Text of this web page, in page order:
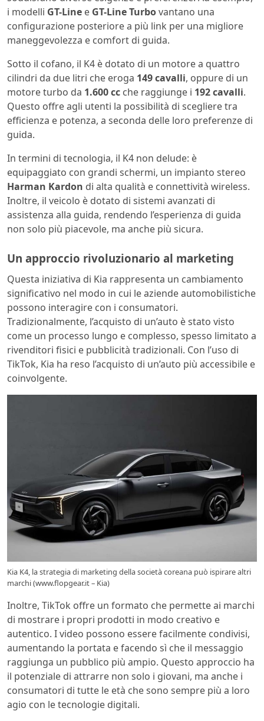
i modelli GT-Line e GT-Line Turbovantano una
configurazione posteriore a più link per una migliore
maneggevolezza e comfort di guida.
Sotto il cofano, il K4 è dotato di un motore a quattro
cilindri da due litri che eroga 149 cavalli, oppure di un
motore turbo da 1.600 cc che raggiunge i 192 cavalli.
Questo offre agli utenti la possibilità di scegliere tra
efficienza e potenza, a seconda delle loro preferenze di
guida.
In termini di tecnologia, il K4 non delude: è
equipaggiato con grandi schermi, un impianto stereo
Harman Kardon di alta qualità e connettività wireless.
Inoltre, il veicolo è dotato di sistemi avanzati di
assistenza alla guida, rendendo l’esperienza di guida
non solo più piacevole, ma anche più sicura.
Un approccio rivoluzionario al marketing
Questa iniziativa di Kia rappresenta un cambiamento
significativo nel modo in cui le aziende automobilistiche
possono interagire con i consumatori.
Tradizionalmente, l’acquisto di un’auto è stato visto
come un processo lungo e complesso, spesso limitato a
rivenditori fisici e pubblicità tradizionali. Con l’uso di
TikTok, Kia ha reso l’acquisto di un’auto più accessibile e
coinvolgente.
Kia K4, la strategia di marketing della società coreana può ispirare altri
marchi (www.flopgear.it – Kia)
Inoltre, TikTok offre un formato che permette ai marchi
di mostrare i propri prodotti in modo creativo e
autentico. I video possono essere facilmente condivisi,
aumentando la portata e facendo sì che il messaggio
raggiunga un pubblico più ampio. Questo approccio ha
il potenziale di attrarre non solo i giovani, ma anche i
consumatori di tutte le età che sono sempre più a loro
agio con le tecnologie digitali.